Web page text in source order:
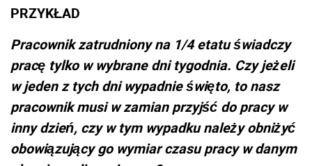
PRZYKŁAD
Pracownik zatrudniony na 1/4 etatu świadczy
pracę tylko w wybrane dni tygodnia. Czy jeżeli
w jeden z tych dni wypadnie święto, to nasz
pracownik musi w zamian przyjść do pracy w
inny dzień, czy w tym wypadku należy obniżyć
obowiązujący go wymiar czasu pracy w danym